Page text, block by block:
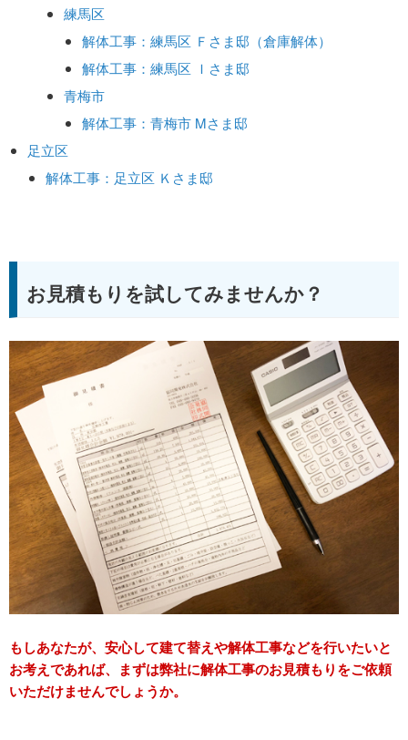
練馬区
解体工事：練馬区 Ｆさま邸（倉庫解体）
解体工事：練馬区 Ｉさま邸
青梅市
解体工事：青梅市 Mさま邸
足立区
解体工事：足立区 Ｋさま邸
お見積もりを試してみませんか？
もしあなたが、安心して建て替えや解体工事などを行いたいと
お考えであれば、まずは弊社に解体工事のお見積もりをご依頼
いただけませんでしょうか。